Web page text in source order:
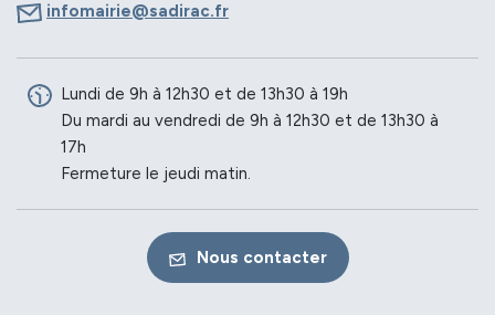
infomairie@sadirac.fr
Lundi de 9h à 12h30 et de 13h30 à 19h
Du mardi au vendredi de 9h à 12h30 et de 13h30 à
17h
Fermeture le jeudi matin.
Nous contacter